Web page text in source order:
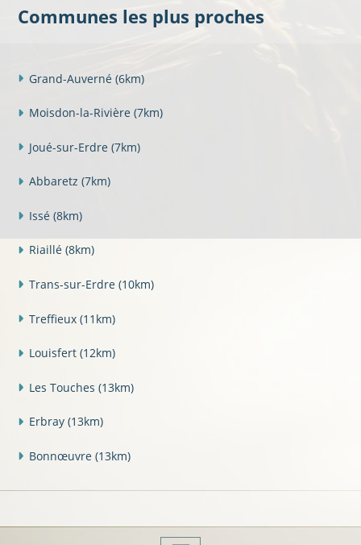
Communes les plus proches
Grand-Auverné (6km)
Moisdon-la-Rivière (7km)
Joué-sur-Erdre (7km)
Abbaretz (7km)
Issé (8km)
Riaillé (8km)
Trans-sur-Erdre (10km)
Treffieux (11km)
Louisfert (12km)
Les Touches (13km)
Erbray (13km)
Bonnœuvre (13km)